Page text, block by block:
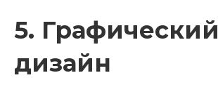
5. Графический
дизайн